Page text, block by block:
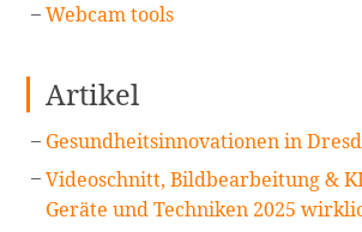
Webcam tools
Artikel
Gesundheitsinnovationen in
Videoschnitt, Bildbearbeitung &
Geräte und Techniken 2025